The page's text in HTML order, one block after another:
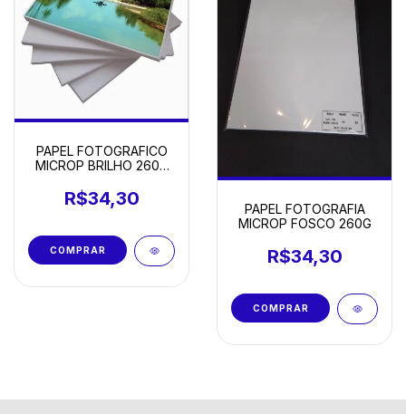
PAPEL FOTOGRAFICO
MICROP BRILHO 260G
R$34,30
PAPEL FOTOGRAFIA
MICROP FOSCO 260G
R$34,30